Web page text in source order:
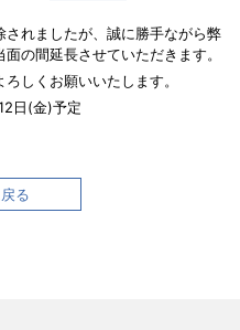
れましたが、誠に勝手ながら弊
の間延長させていただきます。
しくお願いいたします。
日(金)予定
る